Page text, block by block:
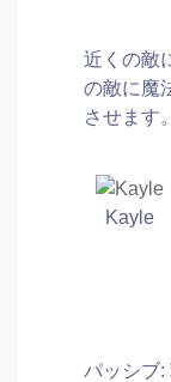
近くの敵
の敵に魔
させます。
Kayle
パッシブ: